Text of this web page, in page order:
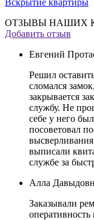
ОТЗЫВЫ НАШИХ
Добавить отзыв
Евгений
Решил
сломался
закрывается
службу. Не
себе у него
посоветовал
выписали
службе за
Алла
Заказывали